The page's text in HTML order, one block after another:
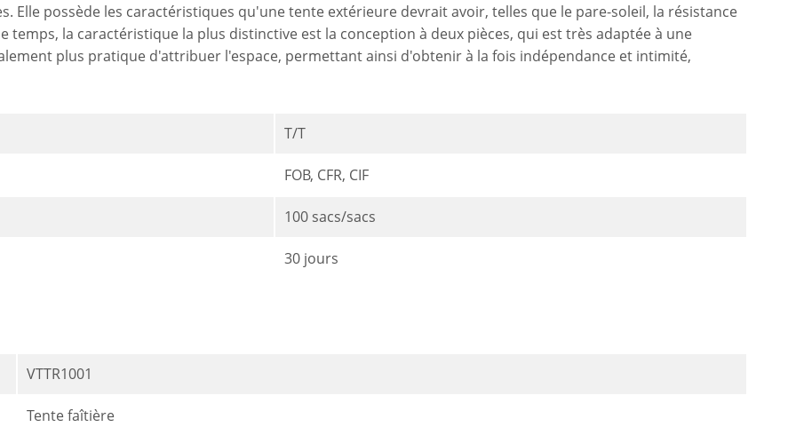
Elle possède les caractéristiques qu'une tente extérieure devrait avoir, telles que le pare-soleil, la résistance
la caractéristique la plus distinctive est la conception à deux pièces, qui est très adaptée à une
plus pratique d'attribuer l'espace, permettant ainsi d'obtenir à la fois indépendance et intimité,
T/T
FOB, CFR, CIF
100 sacs/sacs
30 jours
VTTR1001
Tente faîtière